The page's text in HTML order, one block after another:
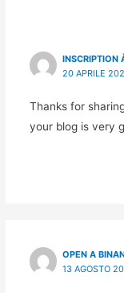
INSCRIPTION
20 APRILE
Thanks for
your blog is very
OPEN A
13 AGOSTO